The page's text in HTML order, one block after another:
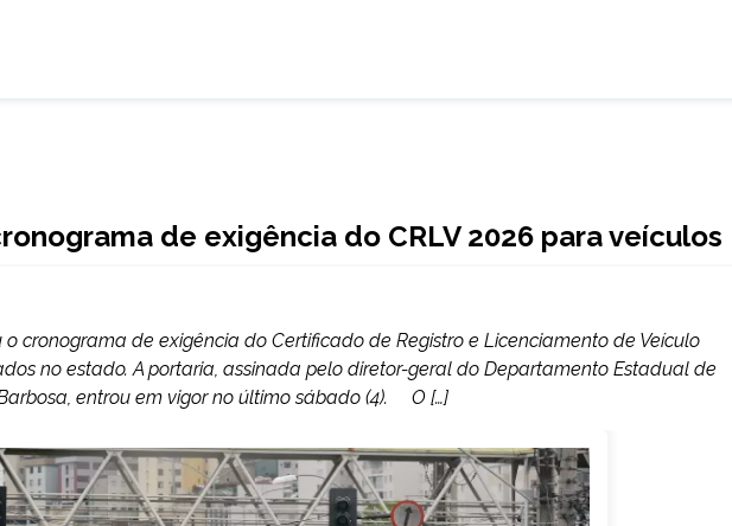
de exigência do CRLV 2026 para veículos
o cronograma de exigência do Certificado de Registro e Licenciamento de Veículo
no estado. A portaria, assinada pelo diretor-geral do Departamento Estadual de
entrou em vigor no último sábado (4). O […]